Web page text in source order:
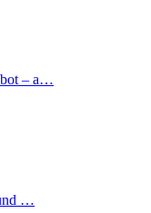
– a…
…